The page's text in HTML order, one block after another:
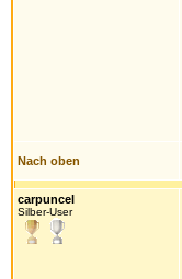
Nach oben
carpuncel
Silber-User